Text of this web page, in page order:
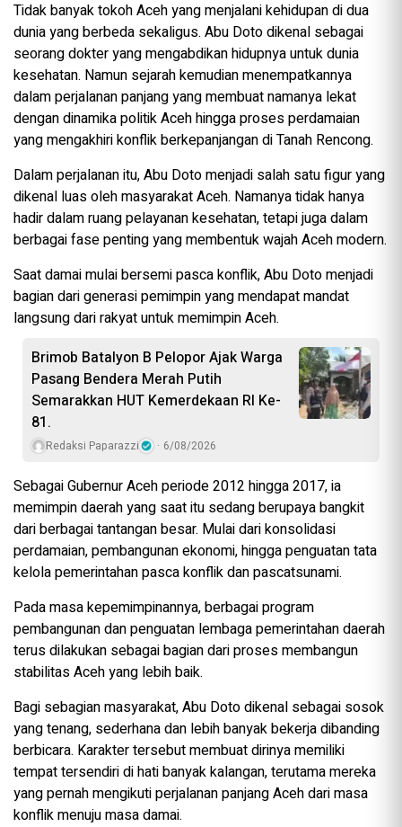
Tidak banyak tokoh Aceh yang menjalani kehidupan di dua
dunia yang berbeda sekaligus. Abu Doto dikenal sebagai
seorang dokter yang mengabdikan hidupnya untuk dunia
kesehatan. Namun sejarah kemudian menempatkannya
dalam perjalanan panjang yang membuat namanya lekat
dengan dinamika politik Aceh hingga proses perdamaian
yang mengakhiri konflik berkepanjangan di Tanah Rencong.
Dalam perjalanan itu, Abu Doto menjadi salah satu figur yang
dikenal luas oleh masyarakat Aceh. Namanya tidak hanya
hadir dalam ruang pelayanan kesehatan, tetapi juga dalam
berbagai fase penting yang membentuk wajah Aceh modern.
Saat damai mulai bersemi pasca konflik, Abu Doto menjadi
bagian dari generasi pemimpin yang mendapat mandat
langsung dari rakyat untuk memimpin Aceh.
Brimob Batalyon B Pelopor Ajak Warga
Pasang Bendera Merah Putih
Semarakkan HUT Kemerdekaan RI Ke-
81.
Redaksi Paparazzi 6/08/2026
Sebagai Gubernur Aceh periode 2012 hingga 2017, ia
memimpin daerah yang saat itu sedang berupaya bangkit
dari berbagai tantangan besar. Mulai dari konsolidasi
perdamaian, pembangunan ekonomi, hingga penguatan tata
kelola pemerintahan pasca konflik dan pascatsunami.
Pada masa kepemimpinannya, berbagai program
pembangunan dan penguatan lembaga pemerintahan daerah
terus dilakukan sebagai bagian dari proses membangun
stabilitas Aceh yang lebih baik.
Bagi sebagian masyarakat, Abu Doto dikenal sebagai sosok
yang tenang, sederhana dan lebih banyak bekerja dibanding
berbicara. Karakter tersebut membuat dirinya memiliki
tempat tersendiri di hati banyak kalangan, terutama mereka
yang pernah mengikuti perjalanan panjang Aceh dari masa
konflik menuju masa damai.